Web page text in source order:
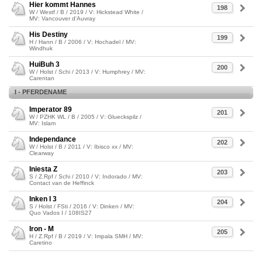
198
Hier kommt Hannes
W / Westf / B / 2019 / V: Hickstead White /
MV: Vancouver d'Auvray
199
His Destiny
H / Hann / B / 2006 / V: Hochadel / MV:
Windhuk
200
HuiBuh 3
W / Holst / Schi / 2013 / V: Humphrey / MV:
Carentan
I - PFERDENAME
201
Imperator 89
W / PZHK WL / B / 2005 / V: Glueckspilz /
MV: Islam
202
Independance
W / Holst / B / 2011 / V: Ibisco xx / MV:
Clearway
203
Iniesta Z
S / Z.Rpf / Schi / 2010 / V: Indorado / MV:
Contact van de Heffinck
204
Inken I 3
S / Holst / FSti / 2016 / V: Dinken / MV:
Quo Vados I / 108IS27
205
Iron - M
H / Z.Rpf / B / 2019 / V: Impala SMH / MV:
Caretino